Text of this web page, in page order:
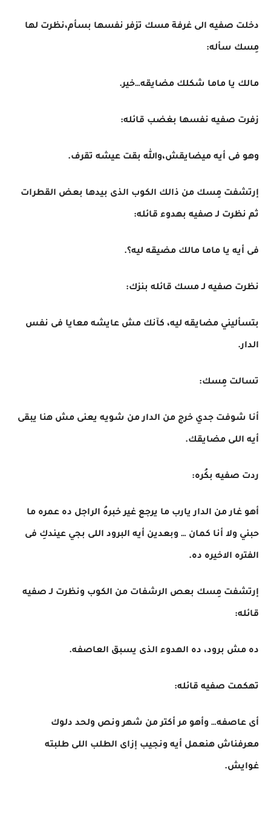
دخلت صفيه الى غرفة مسك تزفر نفسها بسأم،نظرت لها
مِسك سأله:
مالك يا ماما شكلك مضايقه…خير.
زفرت صفيه نفسها بغضب قائله:
وهو فى أيه ميضايقش،والله بقت عيشه تقرف.
إرتشفت مِسك من ذالك الكوب الذى بيدها بعض القطرات
ثم نظرت لـ صفيه بهدوء قائله:
فى أيه يا ماما مالك مضيقه ليه؟.
نظرت صفيه لـ مسك قائله بنزك:
بتسأليني مضايقه ليه، كآنك مش عايشه معايا فى نفس
الدار.
تسالت مِسك:
أنا شوفت جدي خرج من الدار من شويه يعنى مش هنا يبقى
أيه اللى مضايقك.
ردت صفيه بكُره:
أهو غار من الدار يارب ما يرجع غير خبرهُ الراجل ده عمره ما
حبني ولا أنا كمان … وبعدين أيه البرود اللى بجي عيندكِ فى
الفتره الاخيره ده.
إرتشفت مِسك بعص الرشفات من الكوب ونظرت لـ صفيه
قائله:
ده مش برود، ده الهدوء الذى يسبق العاصفه.
تهكمت صفيه قائله:
أى عاصفه… وأهو مر أكتر من شهر ونص ولحد دلوك
معرفناش هنعمل أيه ونجيب إزاى الطلب اللى طلبته
غوايش.